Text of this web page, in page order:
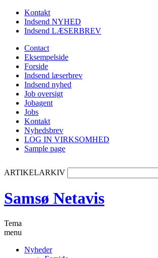
Kontakt
Indsend NYHED
Indsend LÆSERBREV
Contact
Eksempelside
Forside
Indsend læserbrev
Indsend nyhed
Job oversigt
Jobagent
Jobs
Kontakt
Nyhedsbrev
LOG IN VIRKSOMHED
Sample page
ARTIKELARKIV
Samsø Netavis
Tema
menu
Nyheder